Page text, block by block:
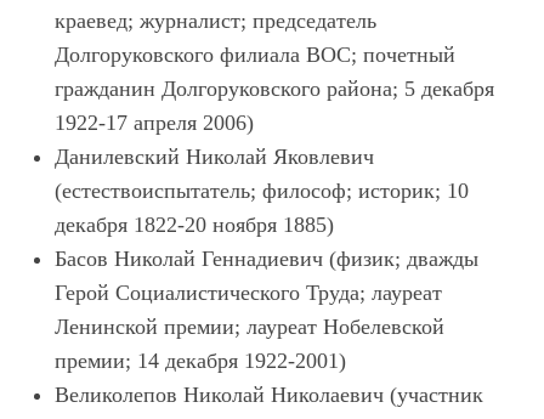
краевед; журналист; председатель
Долгоруковского филиала ВОС; почетный
гражданин Долгоруковского района; 5 декабря
1922-17 апреля 2006)
Данилевский Николай Яковлевич
(естествоиспытатель; философ; историк; 10
декабря 1822-20 ноября 1885)
Басов Николай Геннадиевич (физик; дважды
Герой Социалистического Труда; лауреат
Ленинской премии; лауреат Нобелевской
премии; 14 декабря 1922-2001)
Великолепов Николай Николаевич (участник